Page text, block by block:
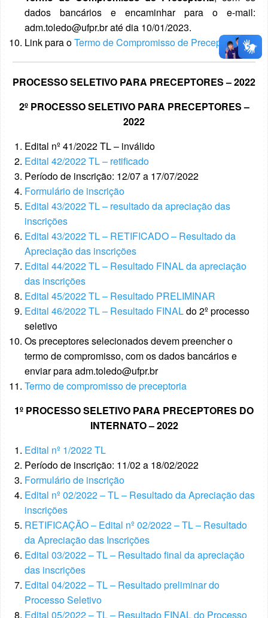
dados bancários e encaminhar para o e-mail:
adm.toledo@ufpr.br até dia 10/01/2023.
Link para oTermo de Compromisso de Preceptoria
PROCESSO SELETIVO PARA PRECEPTORES – 2022
2º PROCESSO SELETIVO PARA PRECEPTORES –
2022
Edital nº 41/2022 TL – inválido
Edital 42/2022 TL – retificado
Período de inscrição: 12/07 a 17/07/2022
Formulário de inscrição
Edital 43/2022 TL – resultado da apreciação das
inscrições
Edital 43/2022 TL – RETIFICADO – Resultado da
Apreciação das inscrições
Edital 44/2022 TL – Resultado FINAL da apreciação
das inscrições
Edital 45/2022 TL – Resultado PRELIMINAR
Edital 46/2022 TL – Resultado FINALdo 2º processo
seletivo
Os preceptores selecionados devem preencher o
termo de compromisso, com os dados bancários e
enviar para adm.toledo@ufpr.br
Termo de compromisso de preceptoria
1º PROCESSO SELETIVO PARA PRECEPTORES DO
INTERNATO – 2022
Edital nº 1/2022 TL
Período de inscrição: 11/02 a 18/02/2022
Formulário de inscrição
Edital nº 02/2022 – TL – Resultado da Apreciação das
inscrições
RETIFICAÇÃO – Edital nº 02/2022 – TL – Resultado
da Apreciação das Inscrições
Edital 03/2022 – TL – Resultado final da apreciação
das inscrições
Edital 04/2022 – TL – Resultado preliminar do
Processo Seletivo
Edital 05/2022 – TL – Resultado FINAL do Processo